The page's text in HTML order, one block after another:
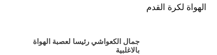
الهواة لكرة القدم
جمال الكعواشي رئيسا لعصبة الهواة
بالاغلبية